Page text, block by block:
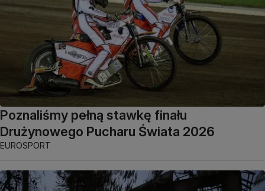
Poznaliśmy pełną stawkę finału
Drużynowego Pucharu Świata 2026
EUROSPORT